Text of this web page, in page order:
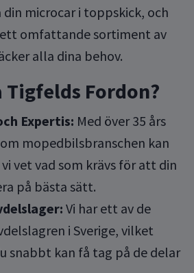
microcar i toppskick, och
omfattande sortiment av
alla dina behov.
Tigfelds Fordon?
Expertis: Med över 35 års
mopedbilsbranschen kan
vet vad som krävs för att din
på bästa sätt.
Vi har ett av de
i Sverige, vilket
snabbt kan få tag på de delar